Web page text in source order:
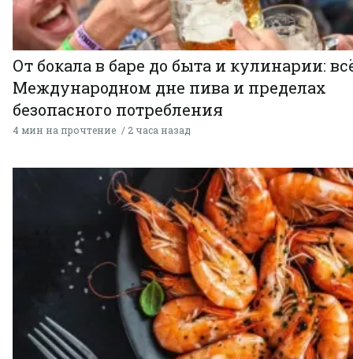
От бокала в баре до быта и кулинарии:
Международном дне пива и пределах
безопасного потребления
4 мин на прочтение 2 часа назад